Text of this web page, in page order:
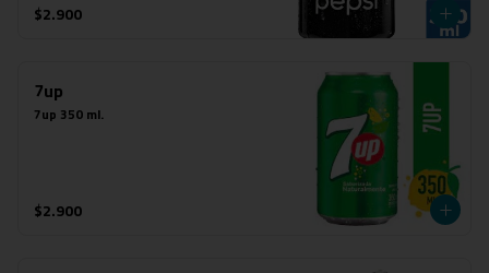
$2.900
7up
7up 350 ml.
$2.900